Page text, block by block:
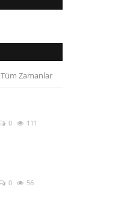
Tüm Zamanlar
0 111
0 56